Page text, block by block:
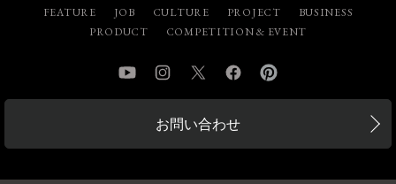
FEATURE JOB CULTURE PROJECT
BUSINESS
PRODUCT
COMPETITION & EVENT
YouTube InstagramTwitter Facebook
お問い合わせ